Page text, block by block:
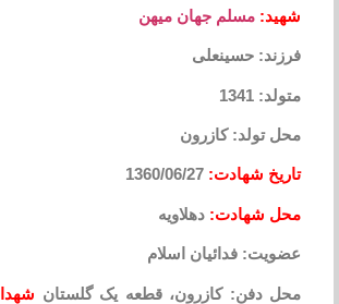
شهید: مسلم جهان میهن
فرزند: حسینعلی
متولد: 1341
محل تولد: کازرون
تاریخ شهادت:
محل شهادت: دهلاویه
عضویت: فدائیان اسلام
محل دفن: کازرون، قطعه یک گلستان شهدا